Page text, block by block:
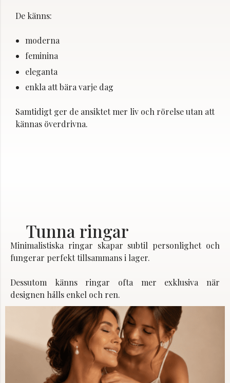
De känns:
moderna
feminina
eleganta
enkla att bära varje dag
Samtidigt ger de ansiktet mer liv och rörelse utan att
kännas överdrivna.
Tunna ringar
Minimalistiska ringar skapar subtil personlighet och
fungerar perfekt tillsammans i lager.
Dessutom känns ringar ofta mer exklusiva när
designen hålls enkel och ren.